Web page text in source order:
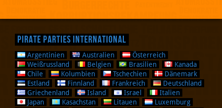
Pirate Parties International
Argentinien Australien
Österreich
Weißrussland
Belgien Brasilien
Kanada
Chile
Kolumbien Tschechien
Dänemark
Estland
Finnland Frankreich
Deutschland
Griechenland
Island Israel
Italien
Japan
Kasachstan Litauen
Luxemburg